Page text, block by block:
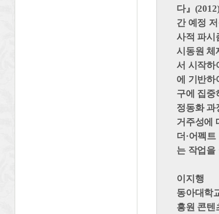
다』
간 예정
사적 파
시동원 체
서 시작하
에 기반하
구에 집중
정동화 과
거주성에
더·어펙
는 작업을
이지행
동아대학
흥원 콘텐